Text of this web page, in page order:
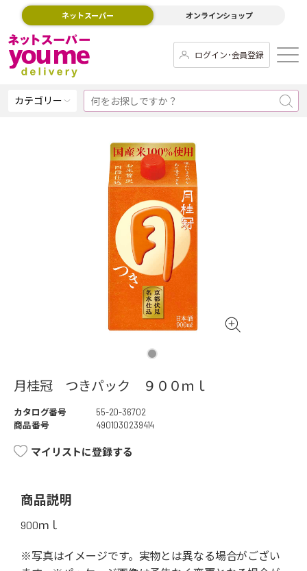
ネットスーパー オンラインショップ
ログイン･会員登録
カテゴリー
月桂冠 つきパック ９００ｍｌ
カタログ番号
55-20-36702
商品番号
4901030239414
マイリストに登録する
商品説明
900ｍｌ
※写真はイメージです。実物とは異なる場合がござい